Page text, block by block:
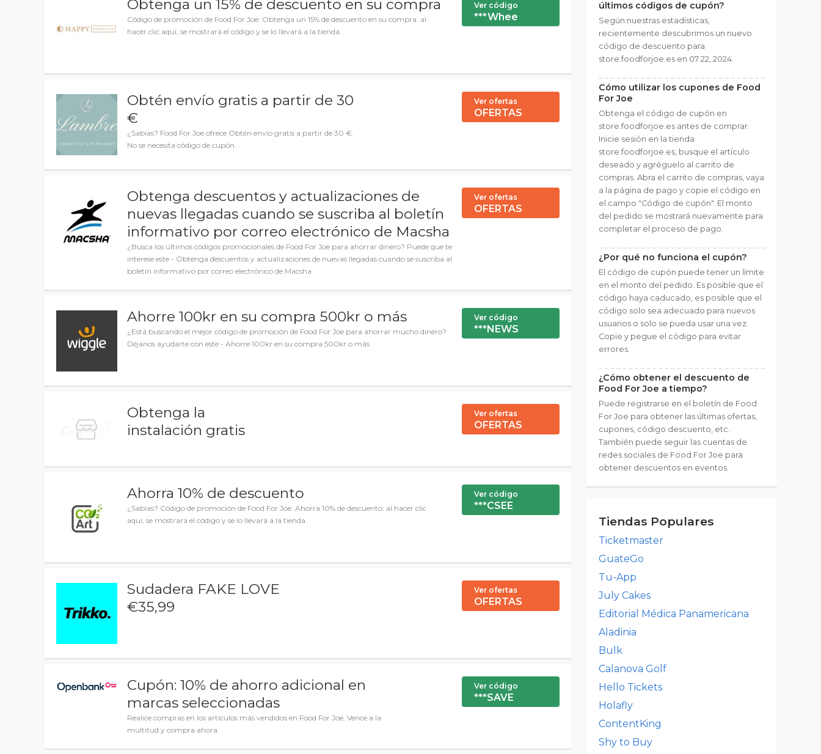
Obtenga un 15% de descuento en su compra
Código de promoción de Food For Joe: Obtenga un 15% de descuento en su compra: al
hacer clic aquí, se mostrará el código y se lo llevará a la tienda.
Ver código
***Whee
Obtén envío gratis a partir de 30
€
¿Sabías? Food For Joe ofrece Obtén envío gratis a partir de 30 €.
No se necesita código de cupón.
Ver ofertas
OFERTAS
Obtenga descuentos y actualizaciones de
nuevas llegadas cuando se suscriba al boletín
informativo por correo electrónico de Macsha
¿Busca los últimos códigos promocionales de Food For Joe para ahorrar dinero? Puede que te
interese este - Obtenga descuentos y actualizaciones de nuevas llegadas cuando se suscriba al
boletín informativo por correo electrónico de Macsha.
Ver ofertas
OFERTAS
Ahorre 100kr en su compra 500kr o más
¿Está buscando el mejor código de promoción de Food For Joe para ahorrar mucho dinero?
Déjanos ayudarte con este - Ahorre 100kr en su compra 500kr o más
Ver código
***NEWS
Obtenga la
instalación gratis
Ver ofertas
OFERTAS
Ahorra 10% de descuento
¿Sabías? Código de promoción de Food For Joe: Ahorra 10% de descuento: al hacer clic
aquí, se mostrará el código y se lo llevará a la tienda.
Ver código
***CSEE
Sudadera FAKE LOVE
€35,99
Ver ofertas
OFERTAS
Cupón: 10% de ahorro adicional en
marcas seleccionadas
Realice compras en los artículos más vendidos en Food For Joe. Vence a la
multitud y compra ahora.
Ver código
***SAVE
últimos códigos de cupón?
Según nuestras estadísticas,
recientemente descubrimos un nuevo
código de descuento para
store.foodforjoe.es en 07 22, 2024.
Cómo utilizar los cupones de Food
For Joe
Obtenga el código de cupón en
store.foodforjoe.es antes de comprar.
Inicie sesión en la tienda
store.foodforjoe.es, busque el artículo
deseado y agréguelo al carrito de
compras. Abra el carrito de compras, vaya
a la página de pago y copie el código en
el campo "Código de cupón". El monto
del pedido se mostrará nuevamente para
completar el proceso de pago.
¿Por qué no funciona el cupón?
El código de cupón puede tener un límite
en el monto del pedido. Es posible que el
código haya caducado, es posible que el
código solo sea adecuado para nuevos
usuarios o solo se pueda usar una vez.
Copie y pegue el código para evitar
errores.
¿Cómo obtener el descuento de
Food For Joe a tiempo?
Puede registrarse en el boletín de Food
For Joe para obtener las últimas ofertas,
cupones, código descuento, etc.
También puede seguir las cuentas de
redes sociales de Food For Joe para
obtener descuentos en eventos.
Tiendas Populares
Ticketmaster
GuateGo
Tu-App
July Cakes
Editorial Médica Panamericana
Aladinia
Bulk
Calanova Golf
Hello Tickets
Holafly
ContentKing
Shy to Buy